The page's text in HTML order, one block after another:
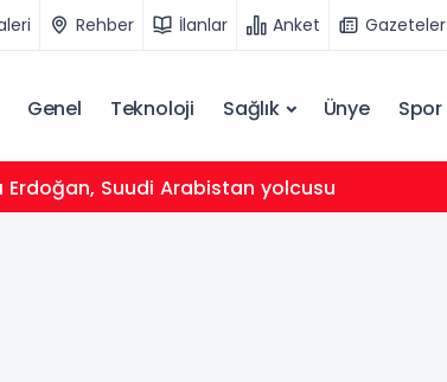
Rehber İlanlar Anket Gazeteler
Genel Teknoloji Sağlık Ünye Spor
Erdoğan, Suudi Arabistan yolcusu